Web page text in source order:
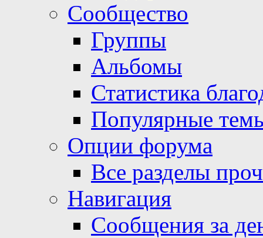
Сообщество
Группы
Альбомы
Статистика
Популярные
Опции форума
Все разделы
Навигация
Сообщения за